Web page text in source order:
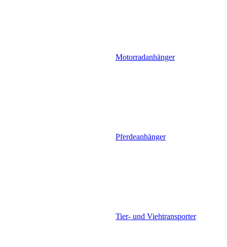
Motorradanhänger
Pferdeanhänger
Tier- und Viehtransporter